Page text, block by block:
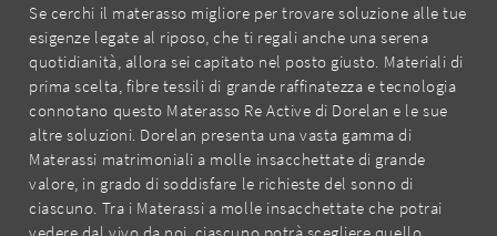
Se cerchi il materasso migliore per trovare soluzione alle tue
esigenze legate al riposo, che ti regali anche una serena
quotidianità, allora sei capitato nel posto giusto. Materiali di
prima scelta, fibre tessili di grande raffinatezza e tecnologia
connotano questo Materasso Re Active di Dorelan e le sue
altre soluzioni. Dorelan presenta una vasta gamma di
Materassi matrimoniali a molle insacchettate di grande
valore, in grado di soddisfare le richieste del sonno di
ciascuno. Tra i Materassi a molle insacchettate che potrai